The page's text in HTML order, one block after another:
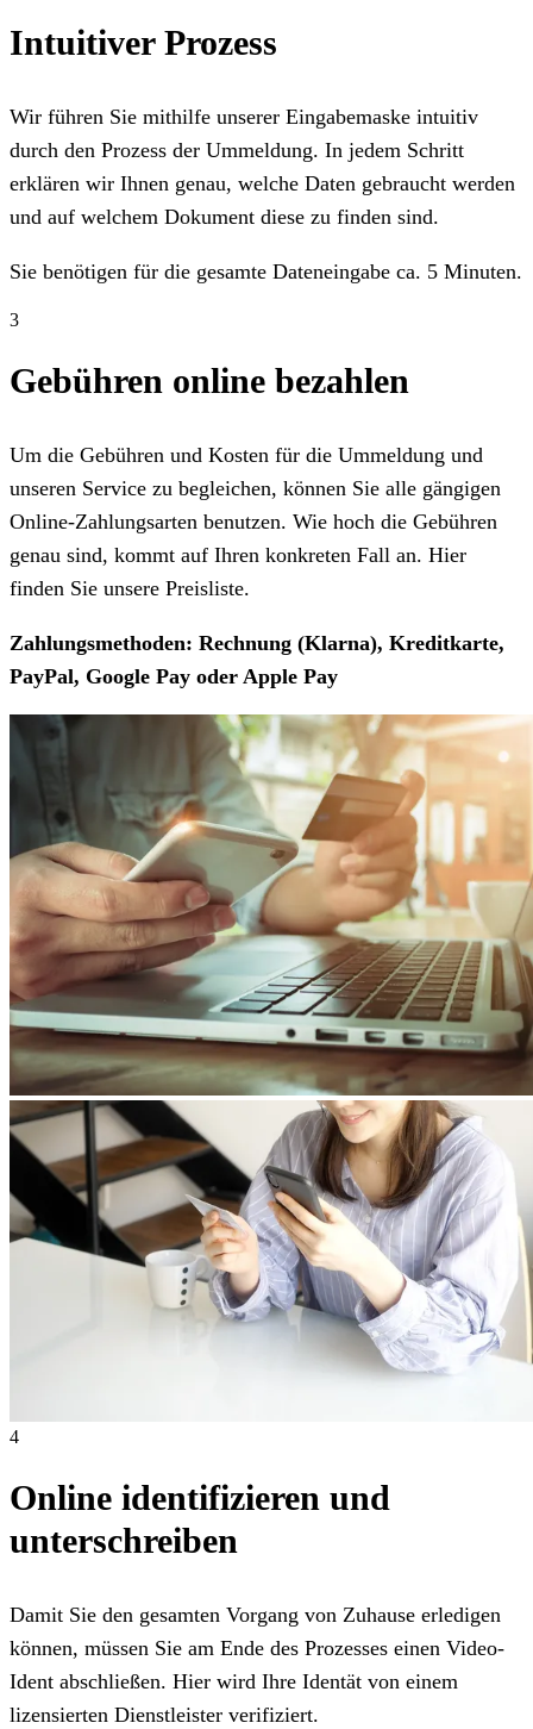
Intuitiver Prozess
Wir führen Sie mithilfe unserer Eingabemaske intuitiv
durch den Prozess der Ummeldung. In jedem Schritt
erklären wir Ihnen genau, welche Daten gebraucht werden
und auf welchem Dokument diese zu finden sind.
Sie benötigen für die gesamte Dateneingabe ca. 5 Minuten.
3
Gebühren online bezahlen
Um die Gebühren und Kosten für die Ummeldung und
unseren Service zu begleichen, können Sie alle gängigen
Online-Zahlungsarten benutzen. Wie hoch die Gebühren
genau sind, kommt auf Ihren konkreten Fall an. Hier
finden Sie unsere Preisliste.
Zahlungsmethoden: Rechnung (Klarna), Kreditkarte,
PayPal, Google Pay oder Apple Pay
4
Online identifizieren und
unterschreiben
Damit Sie den gesamten Vorgang von Zuhause erledigen
können, müssen Sie am Ende des Prozesses einen Video-
Ident abschließen. Hier wird Ihre Identät von einem
lizensierten Dienstleister verifiziert.